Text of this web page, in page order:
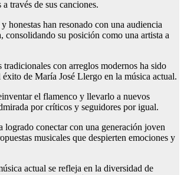
través de sus canciones.
honestas han resonado con una audiencia
consolidando su posición como una artista a
con arreglos modernos ha sido
éxito de María José Llergo en la música actual.
el flamenco y llevarlo a nuevos
por críticos y seguidores por igual.
logrado conectar con una generación joven
musicales que despierten emociones y
actual se refleja en la diversidad de